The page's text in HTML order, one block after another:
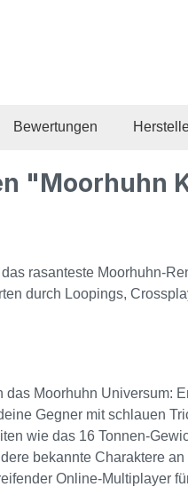
Bewertungen
"Moorhuhn
rasanteste Moorhuhn-
durch Loopings,
das Moorhuhn Universum:
Gegner mit schlauen
wie das 16 Tonnen-
bekannte Charaktere
Online-Multiplayer